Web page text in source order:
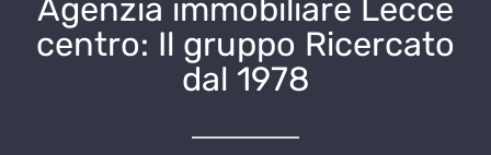
Agenzia immobiliare Lecce
centro: Il gruppo Ricercato
dal 1978